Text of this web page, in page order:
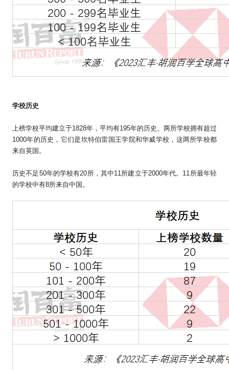
学校历史
上榜学校平均建立于1828年，平均有195年的历史。两所学校拥有超过
1000年的历史，它们是坎特伯雷国王学院和华威学校，这两所学校都
来自英国。
历史不足 50年的学校有20所，其中11所建立于2000年代。 11所最年轻
的学校中有8所来自中国。